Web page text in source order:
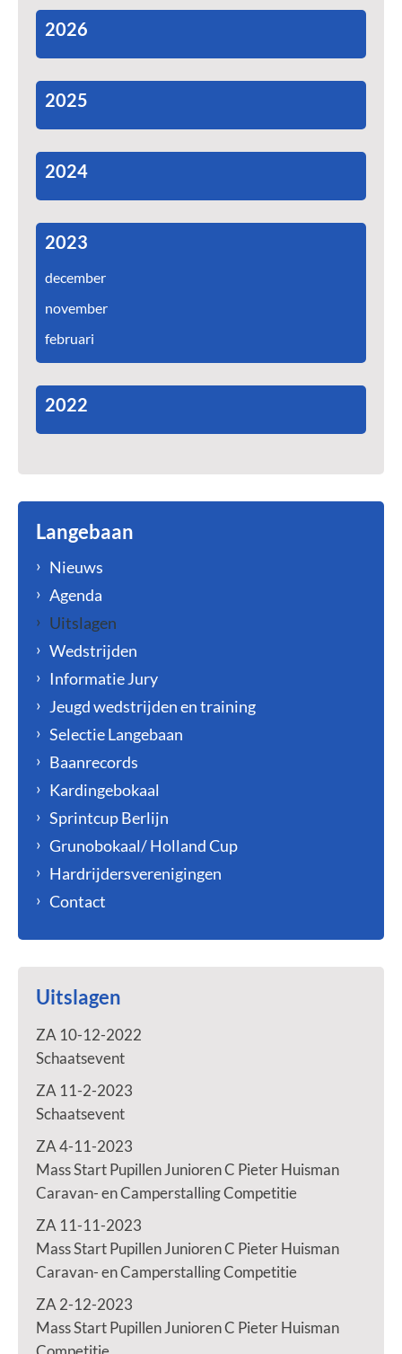
2026
2025
2024
2023
december
november
februari
2022
Langebaan
Nieuws
Agenda
Uitslagen
Wedstrijden
Informatie Jury
Jeugd wedstrijden en training
Selectie Langebaan
Baanrecords
Kardingebokaal
Sprintcup Berlijn
Grunobokaal/ Holland Cup
Hardrijdersverenigingen
Contact
Uitslagen
ZA 10-12-2022
Schaatsevent
ZA 11-2-2023
Schaatsevent
ZA 4-11-2023
Mass Start Pupillen Junioren C Pieter Huisman
Caravan- en Camperstalling Competitie
ZA 11-11-2023
Mass Start Pupillen Junioren C Pieter Huisman
Caravan- en Camperstalling Competitie
ZA 2-12-2023
Mass Start Pupillen Junioren C Pieter Huisman